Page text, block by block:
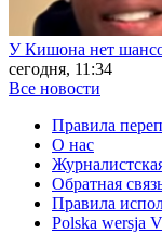
У Кишона нет
сегодня, 11:34
Все новости
Правила
О нас
Обратная
Правила
Polska wersja